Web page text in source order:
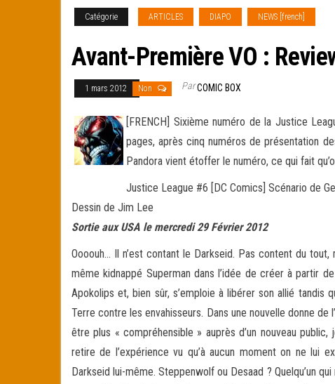
Catégorie ARTICLES DIAPO NEWS [french]
Avant-Première VO :
1 mars 2012 Non ParCOMIC BOX
[FRENCH] Sixième numéro de la Justice
pages, après cinq numéros de présentation
Pandora vient étoffer le numéro, ce qui fait
Justice League #6 [DC Comics] Scénario de
Dessin de Jim Lee
Sortie aux USA le mercredi 29 Février 2012
Oooouh… Il n’est contant le Darkseid. Pas content du
même kidnappé Superman dans l’idée de créer à partir
Apokolips et, bien sûr, s’emploie à libérer son allié
Terre contre les envahisseurs. Dans une nouvelle donne
être plus « compréhensible » auprès d’un nouveau
retire de l’expérience vu qu’à aucun moment on ne lui
Darkseid lui-même. Steppenwolf ou Desaad ? Quelqu’un